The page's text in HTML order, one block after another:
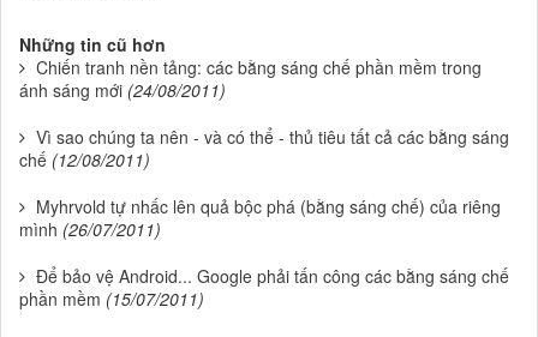
Những tin cũ hơn
Chiến tranh nền tảng: các bằng sáng chế phần mềm trong
ánh sáng mới (24/08/2011)
Vì sao chúng ta nên - và có thể - thủ tiêu tất cả các bằng sáng
chế (12/08/2011)
Myhrvold tự nhấc lên quả bộc phá (bằng sáng chế) của riêng
mình (26/07/2011)
Để bảo vệ Android... Google phải tấn công các bằng sáng chế
phần mềm (15/07/2011)